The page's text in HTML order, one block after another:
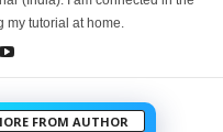
my tutorial at home.
FROM AUTHOR